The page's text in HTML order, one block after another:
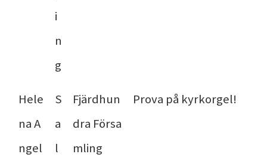
i
n
g
Hele
na A
ngel
S
a
l
Fjärdhun
dra Försa
mling
Prova på kyrkorgel!